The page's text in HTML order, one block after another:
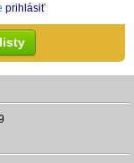
prihlásiť